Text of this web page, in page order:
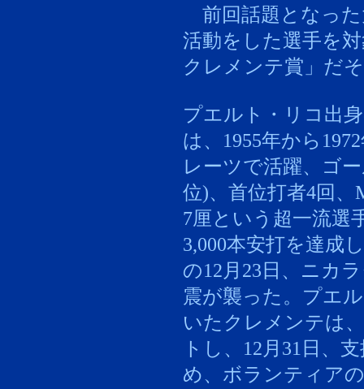
前回話題となった
活動をした選手を
クレメンテ賞」だ
プエルト・リコ出
は、1955年から
レーツで活躍、ゴ
位)、首位打者4回、
7厘という超一流選
3,000本安打を達成
の12月23日、ニカ
震が襲った。プエ
いたクレメンテは
トし、12月31日、
め、ボランティア